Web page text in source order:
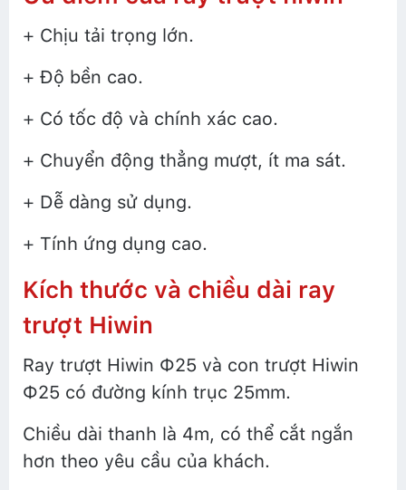
+ Chịu tải trọng lớn.
+ Độ bền cao.
+ Có tốc độ và chính xác cao.
+ Chuyển động thẳng mượt, ít ma sát.
+ Dễ dàng sử dụng.
+ Tính ứng dụng cao.
Kích thước và chiều dài ray
trượt Hiwin
Ray trượt Hiwin Ф25 và con trượt Hiwin
Ф25 có đường kính trục 25mm.
Chiều dài thanh là 4m, có thể cắt ngắn
hơn theo yêu cầu của khách.